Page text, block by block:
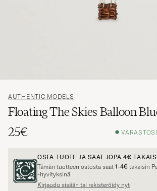
AUTHENTIC MODELS
Floating The Skies Balloon
25€
OSTA TUOTE JA SAAT JOPA4€
Tämän tuotteen ostosta saat 1-4€ takaisin
-hyvityksinä.
Kirjaudu sisään tai rekisteröidy nyt